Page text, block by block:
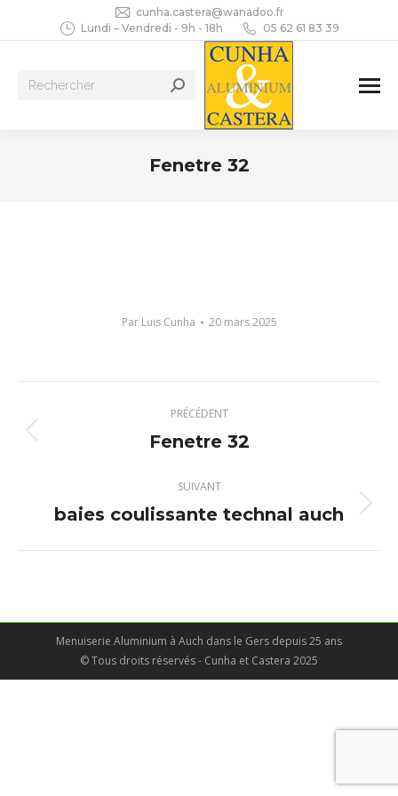
cunha.castera@wanadoo.fr
Lundi – Vendredi - 9h - 18h
05 62 61 83 39
Recherche
Fenetre 32
Par Luis Cunha 20 mars 2025
album
PRÉCÉDENT
Album
:
Fenetre 32
SUIVANT
Album
baies coulissante technal auch
Menuiserie Aluminium à Auch dans le Gers depuis 25 ans
© Tous droits réservés - Cunha et Castera 2025